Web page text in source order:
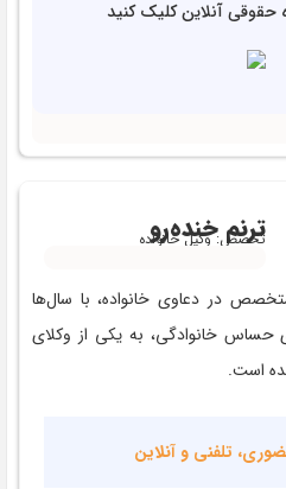
آنلاین کلیک کنید
ترنم خنده‌رو
تخصص: وکیل خانواده
در دعاوی خانواده، با سال‌ها
حساس خانوادگی، به یکی از وکلای
است.
تلفنی و آنلاین